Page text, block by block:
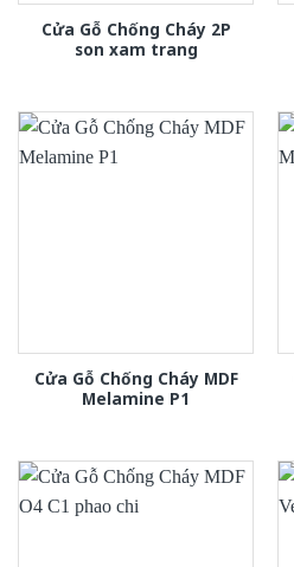
Cửa Gỗ Chống Cháy 2P
son xam trang
Cửa Gỗ Chống Cháy MDF
Melamine P1